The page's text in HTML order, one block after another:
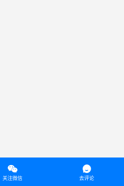

关注微信

去评论